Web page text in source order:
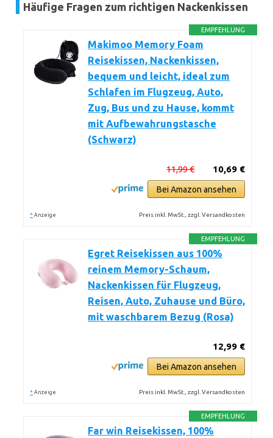
Häufige Fragen zum richtigen Nackenkissen
EMPFEHLUNG
Makimoo Memory Foam
Reisekissen, Nackenkissen,
bequem und leicht, ideal zum
Schlafen im Flugzeug, Auto,
Zug, Bus und zu Hause, kommt
mit Aufbewahrungstasche
(Schwarz)
10,69 €
11,99 €
Bei Amazon ansehen
* Anzeige Preis inkl. MwSt., zzgl. Versandkosten
EMPFEHLUNG
Egret Reisekissen aus 100%
reinem Memory-Schaum,
Nackenkissen für Flugzeug,
Reisen, Auto, Zuhause und Büro,
mit waschbarem Bezug (Rosa)
12,99 €
Bei Amazon ansehen
* Anzeige Preis inkl. MwSt., zzgl. Versandkosten
EMPFEHLUNG
Far win Reisekissen, 100%